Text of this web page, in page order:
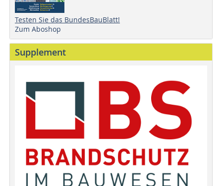
Testen Sie das BundesBauBlatt!
Zum Aboshop
Supplement